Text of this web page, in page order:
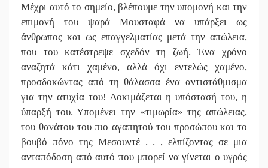
Μέχρι αυτό το σημείο, βλέπουμε την υπομονή και την
επιμονή του ψαρά Μουσταφά να υπάρξει ως
άνθρωπος και ως επαγγελματίας μετά την απώλεια,
που του κατέστρεψε σχεδόν τη ζωή. Ένα χρόνο
αναζητά κάτι χαμένο, αλλά όχι εντελώς χαμένο,
προσδοκώντας από τη θάλασσα ένα αντιστάθμισμα
για την ατυχία του! Δοκιμάζεται η υπόστασή του, η
ύπαρξή του. Υπομένει την «τιμωρία» της απώλειας,
του θανάτου του πιο αγαπητού του προσώπου και το
βουβό πόνο της Μεσουντέ . . , ελπίζοντας σε μια
ανταπόδοση από αυτό που μπορεί να γίνεται ο υγρός